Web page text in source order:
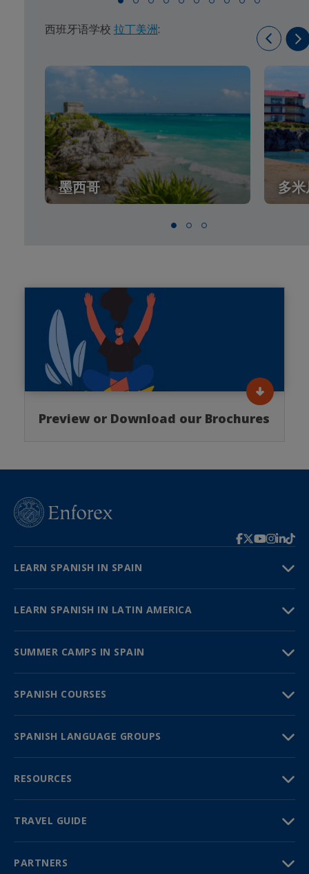
西班牙语学校 拉丁美洲:
墨西哥 多
Preview or Download our Brochures
LEARN SPANISH IN SPAIN
LEARN SPANISH IN LATIN AMERICA
SUMMER CAMPS IN SPAIN
SPANISH COURSES
SPANISH LANGUAGE GROUPS
RESOURCES
TRAVEL GUIDE
PARTNERS